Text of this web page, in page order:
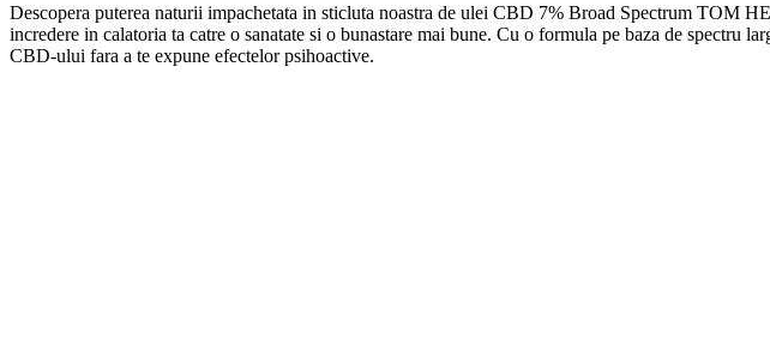
Descopera puterea naturii impachetata in sticluta noastra de ulei CBD 7% Broad Spectrum TOM
incredere in calatoria ta catre o sanatate si o bunastare mai bune. Cu o formula pe baza de
CBD-ului fara a te expune efectelor psihoactive.